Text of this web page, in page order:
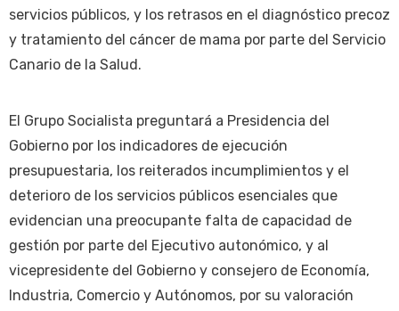
servicios públicos, y los retrasos en el diagnóstico precoz
y tratamiento del cáncer de mama por parte del Servicio
Canario de la Salud.
El Grupo Socialista preguntará a Presidencia del
Gobierno por los indicadores de ejecución
presupuestaria, los reiterados incumplimientos y el
deterioro de los servicios públicos esenciales que
evidencian una preocupante falta de capacidad de
gestión por parte del Ejecutivo autonómico, y al
vicepresidente del Gobierno y consejero de Economía,
Industria, Comercio y Autónomos, por su valoración